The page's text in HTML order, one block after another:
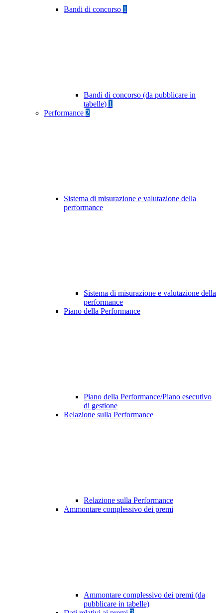
Bandi di concorso 1
Bandi di concorso (da pubblicare in
tabelle) 1
Performance 2
Sistema di misurazione e valutazione della
performance
Sistema di misurazione e valutazione della
performance
Piano della Performance
Piano della Performance/Piano esecutivo
di gestione
Relazione sulla Performance
Relazione sulla Performance
Ammontare complessivo dei premi
Ammontare complessivo dei premi (da
pubblicare in tabelle)